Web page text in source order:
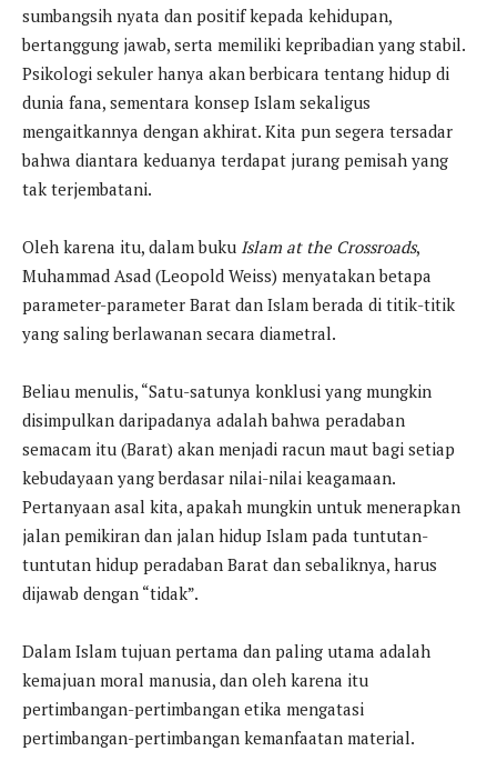
sumbangsih nyata dan positif kepada kehidupan,
bertanggung jawab, serta memiliki kepribadian yang stabil.
Psikologi sekuler hanya akan berbicara tentang hidup di
dunia fana, sementara konsep Islam sekaligus
mengaitkannya dengan akhirat. Kita pun segera tersadar
bahwa diantara keduanya terdapat jurang pemisah yang
tak terjembatani.
Oleh karena itu, dalam buku Islam at the Crossroads,
Muhammad Asad (Leopold Weiss) menyatakan betapa
parameter-parameter Barat dan Islam berada di titik-titik
yang saling berlawanan secara diametral.
Beliau menulis, “Satu-satunya konklusi yang mungkin
disimpulkan daripadanya adalah bahwa peradaban
semacam itu (Barat) akan menjadi racun maut bagi setiap
kebudayaan yang berdasar nilai-nilai keagamaan.
Pertanyaan asal kita, apakah mungkin untuk menerapkan
jalan pemikiran dan jalan hidup Islam pada tuntutan-
tuntutan hidup peradaban Barat dan sebaliknya, harus
dijawab dengan “tidak”.
Dalam Islam tujuan pertama dan paling utama adalah
kemajuan moral manusia, dan oleh karena itu
pertimbangan-pertimbangan etika mengatasi
pertimbangan-pertimbangan kemanfaatan material.